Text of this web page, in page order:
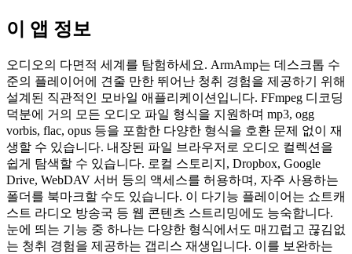
이 앱 정보
오디오의 다면적 세계를 탐험하세요. ArmAmp는 데스크톱 수
준의 플레이어에 견줄 만한 뛰어난 청취 경험을 제공하기 위해
설계된 직관적인 모바일 애플리케이션입니다. FFmpeg 디코딩
덕분에 거의 모든 오디오 파일 형식을 지원하며 mp3, ogg
vorbis, flac, opus 등을 포함한 다양한 형식을 호환 문제 없이 재
생할 수 있습니다. 내장된 파일 브라우저로 오디오 컬렉션을
쉽게 탐색할 수 있습니다. 로컬 스토리지, Dropbox, Google
Drive, WebDAV 서버 등의 액세스를 허용하며, 자주 사용하는
폴더를 북마크할 수도 있습니다. 이 다기능 플레이어는 쇼트캐
스트 라디오 방송국 등 웹 콘텐츠 스트리밍에도 능숙합니다.
눈에 띄는 기능 중 하나는 다양한 형식에서도 매끄럽고 끊김없
는 청취 경험을 제공하는 갭리스 재생입니다. 이를 보완하는